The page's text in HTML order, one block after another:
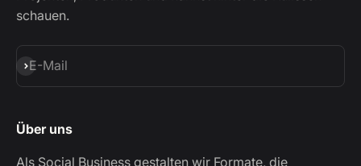
schauen.
E-Mail
Abonnieren
Über uns
Als Social Business gestalten wir Formate, die